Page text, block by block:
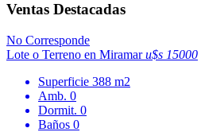
Ventas Destacadas
No Corresponde
Lote o Terreno en Miramaru$s 15000
Superficie 388 m2
Amb. 0
Dormit. 0
Baños 0